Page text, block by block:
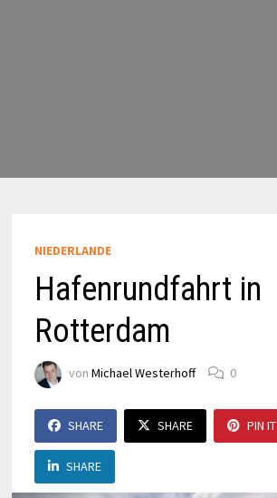
NIEDERLANDE
Hafenrundfahrt in
Rotterdam
von Michael Westerhoff 0
SHARE SHARE PIN IT
SHARE